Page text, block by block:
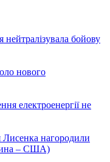
нейтралізувала бойову
нового
електроенергії не
Лисенка нагородили
– США)